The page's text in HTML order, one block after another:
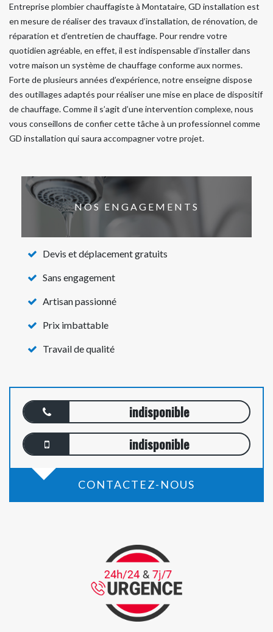
Entreprise plombier chauffagiste à Montataire, GD installation est
en mesure de réaliser des travaux d’installation, de rénovation, de
réparation et d’entretien de chauffage. Pour rendre votre
quotidien agréable, en effet, il est indispensable d’installer dans
votre maison un système de chauffage conforme aux normes.
Forte de plusieurs années d’expérience, notre enseigne dispose
des outillages adaptés pour réaliser une mise en place de dispositif
de chauffage. Comme il s’agit d’une intervention complexe, nous
vous conseillons de confier cette tâche à un professionnel comme
GD installation qui saura accompagner votre projet.
NOS ENGAGEMENTS
Devis et déplacement gratuits
Sans engagement
Artisan passionné
Prix imbattable
Travail de qualité
indisponible
indisponible
CONTACTEZ-NOUS